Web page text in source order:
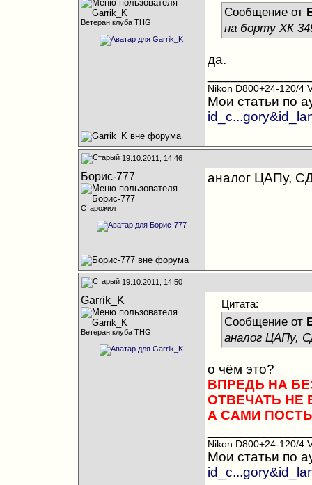
Ветеран клуба THG
Сообщение от
на борту ХК
да.
Nikon D800+24-120/4
Мои статьи по
19.10.2011, 14:46
Борис-777
Старожил
аналог ЦАПу,
19.10.2011, 14:50
Garrik_K
Ветеран клуба THG
Цитата:
Сообщение от
аналог ЦАПу,
о чём это?
ВПРЕДЬ НА
ОТВЕЧАТЬ НЕ
А САМИ
Nikon D800+24-120/4
Мои статьи по